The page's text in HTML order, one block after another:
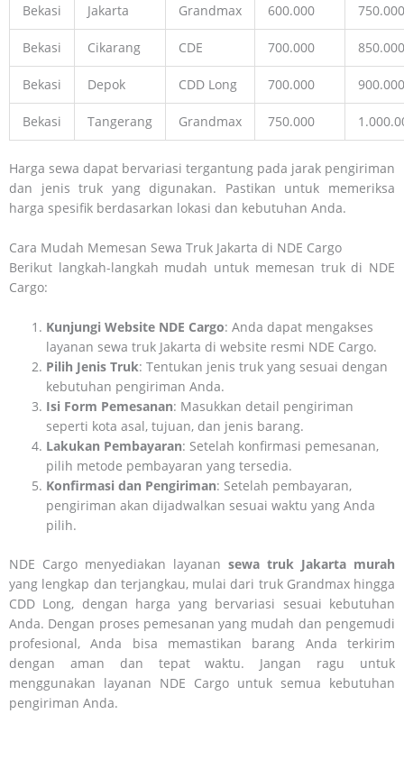
Bekasi Jakarta Grandmax 600.000 750.000
Bekasi Cikarang CDE 700.000 850.000
Bekasi Depok CDD Long 700.000 900.000
Bekasi Tangerang Grandmax 750.000
Harga sewa dapat bervariasi tergantung pada jarak pengiriman
dan jenis truk yang digunakan. Pastikan untuk memeriksa
harga spesifik berdasarkan lokasi dan kebutuhan Anda.
Cara Mudah Memesan Sewa Truk Jakarta di NDE Cargo
Berikut langkah-langkah mudah untuk memesan truk di NDE
Cargo:
Kunjungi Website NDE Cargo: Anda dapat mengakses
layanan sewa truk Jakarta di website resmi NDE Cargo.
Pilih Jenis Truk: Tentukan jenis truk yang sesuai dengan
kebutuhan pengiriman Anda.
Isi Form Pemesanan: Masukkan detail pengiriman
seperti kota asal, tujuan, dan jenis barang.
Lakukan Pembayaran: Setelah konfirmasi pemesanan,
pilih metode pembayaran yang tersedia.
Konfirmasi dan Pengiriman: Setelah pembayaran,
pengiriman akan dijadwalkan sesuai waktu yang Anda
pilih.
NDE Cargo menyediakan layanan sewa truk Jakarta murah
yang lengkap dan terjangkau, mulai dari truk Grandmax hingga
CDD Long, dengan harga yang bervariasi sesuai kebutuhan
Anda. Dengan proses pemesanan yang mudah dan pengemudi
profesional, Anda bisa memastikan barang Anda terkirim
dengan aman dan tepat waktu. Jangan ragu untuk
menggunakan layanan NDE Cargo untuk semua kebutuhan
pengiriman Anda.